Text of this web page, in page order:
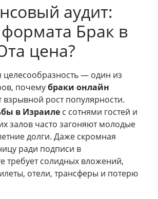
аудит:
формата Брак в
цена?
целесообразность — один из
почемубраки онлайн
рост популярности.
в Израиле с сотнями гостей и
залов часто загоняют молодые
долги. Даже скромная
ради подписи в
требует солидных вложений,
отели, трансферы и потерю